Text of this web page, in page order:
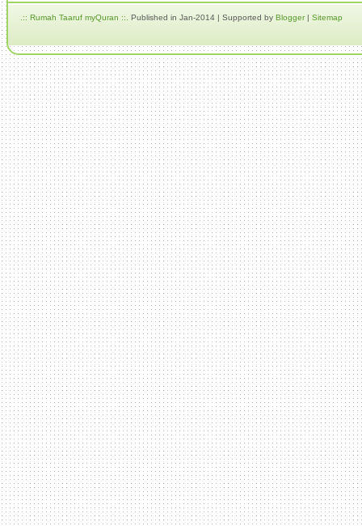
.:: Rumah Taaruf myQuran ::. Published in Jan-2014 | Supported by Blogger| Sitemap